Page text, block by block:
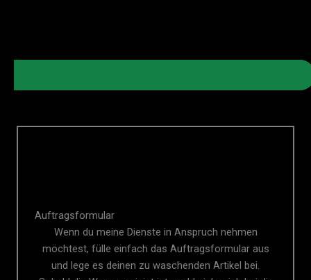
Auftragsformular
Wenn du meine Dienste in Anspruch nehmen
möchtest, fülle einfach das Auftragsformular aus
und lege es deinen zu waschenden Artikel bei.